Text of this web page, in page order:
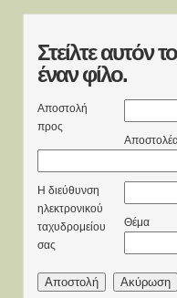
Στείλτεαυτόν
έναν φίλο.
Αποστολή
προς
Η διεύθυνση
ηλεκτρονικού
ταχυδρομείου
σας
Θέμα
Αποστολή Ακύρωση